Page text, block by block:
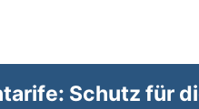
Schutz für